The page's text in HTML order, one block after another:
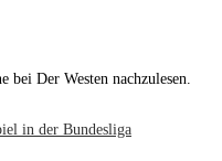
Der Westen nachzulesen.
in der Bundesliga